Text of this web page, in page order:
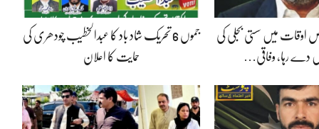
اوقات میں سستی بجلی کی
دے رہا، وفاقی…
جموں 6 تحریک شاد باد کا عبدالخطیب چودھری کی
حمایت کا اعلان